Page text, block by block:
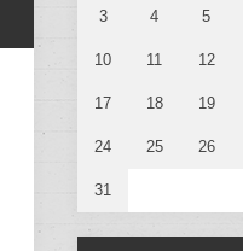
3 4 5
10 11 12
17 18 19
24 25 26
31